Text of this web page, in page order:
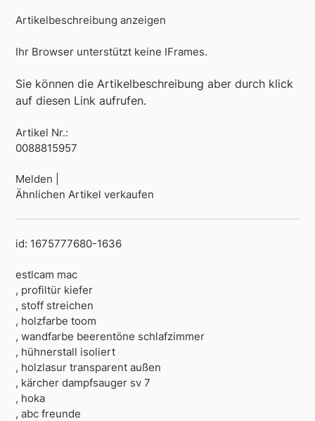
Artikelbeschreibung anzeigen
Ihr Browser unterstützt keine IFrames.
Sie können die Artikelbeschreibung aber durch klick
auf diesen Link aufrufen.
Artikel Nr.:
0088815957
Melden |
Ähnlichen Artikel verkaufen
id: 1675777680-1636
estlcam mac
, profiltür kiefer
, stoff streichen
, holzfarbe toom
, wandfarbe beerentöne schlafzimmer
, hühnerstall isoliert
, holzlasur transparent außen
, kärcher dampfsauger sv 7
, hoka
, abc freunde